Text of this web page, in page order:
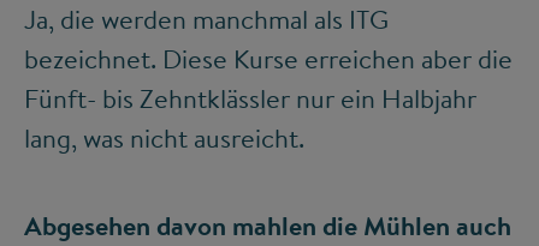
Ja, die werden manchmal als ITG
bezeichnet. Diese Kurse erreichen aber die
Fünft- bis Zehntklässler nur ein Halbjahr
lang, was nicht ausreicht.
Abgesehen davon mahlen die Mühlen auch